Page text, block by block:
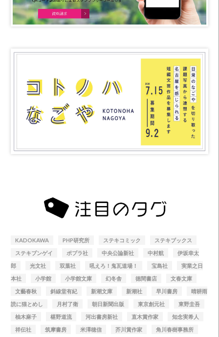
KADOKAWA PHP研究所 ステキコミック
ステキブックス
ステキブンゲイ
ポプラ社 中央公論新社 中村航
伊坂幸太
郎
光文社 双葉社 吼えろ！鬼瓦道場！ 宝島社
実業之日
本社
小学館 小学館文庫 幻冬舎 徳間書店
文春文庫
文藝春秋
斜線堂有紀 新潮文庫 新潮社 早川書房
晴耕雨
読に猫とめし
月村了衛 朝日新聞出版 東京創元社
東野圭吾
柚木麻子
椹野道流 河出書房新社 直木賞作家
知念実希人
祥伝社
筑摩書房 米澤穂信 芥川賞作家
角川春樹事務所